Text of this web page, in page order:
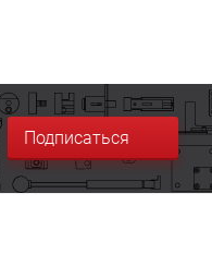
Подписаться